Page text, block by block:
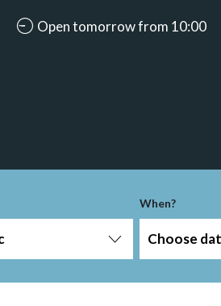
accessibility.aria.opening_hours:
Open tomorrow from 10:00
When?
Choose